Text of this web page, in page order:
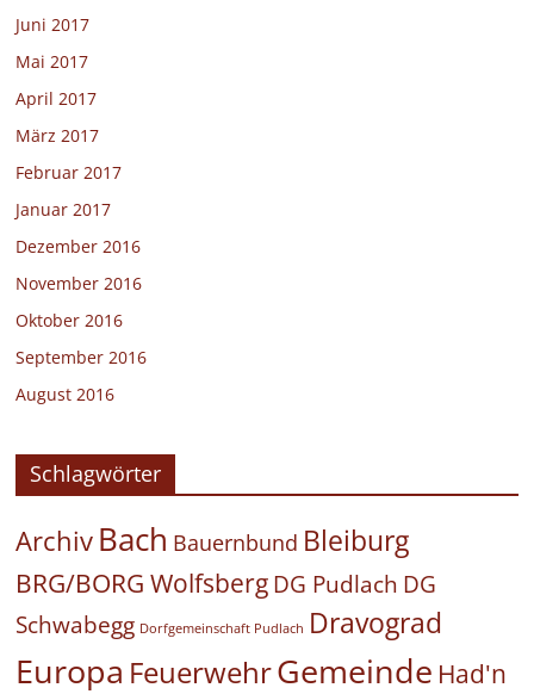
Juni 2017
Mai 2017
April 2017
März 2017
Februar 2017
Januar 2017
Dezember 2016
November 2016
Oktober 2016
September 2016
August 2016
Schlagwörter
Archiv Bach Bauernbund Bleiburg
BRG/BORG Wolfsberg DG Pudlach DG
Schwabegg Dorfgemeinschaft Pudlach Dravograd
Europa FeuerwehrGemeinde Had'n